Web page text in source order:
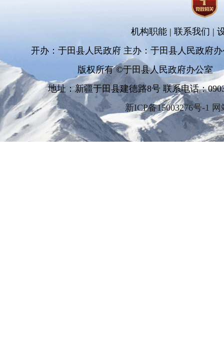
在管理
原始创
品种审
标准，
推进向
物优良
在技术
机构职能 | 联系我们 |
开办：于田县人民政府 主办：于田县人民政府
版权所有 ©于田县人民政府办公室
地址：新疆于田县建德路8号 联系电话：
新ICP备15003276号-1